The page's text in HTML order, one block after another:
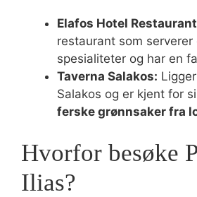
Elafos Hotel
restaurant som serverer
spesialiteter og har en
Taverna Salakos:
Salakos og er kjent for
ferske grønnsaker fra
Hvorfor besøke
Ilias?